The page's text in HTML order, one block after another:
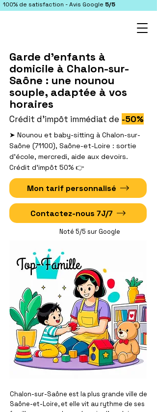
100% de satisfaction - Avis Google 5/5
Garde d'enfants à
domicile à Chalon-sur-
Saône : une nounou
souple, adaptée à vos
horaires
Crédit d'impôt immédiat de -50%
➤ Nounou et baby-sitting à Chalon-sur-
Saône (71100), Saône-et-Loire : sortie
d'école, mercredi, aide aux devoirs.
Crédit d'impôt 50% 👉
Mon tarif personnalisé
Contactez-nous 7J/7
Noté 5/5 sur Google
Chalon-sur-Saône est la plus grande ville de
Saône-et-Loire, et elle vit au rythme de ses